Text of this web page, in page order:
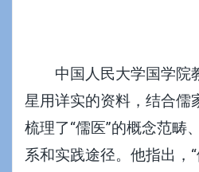
中国人民大学国学院
星用详实的资料，结合儒
梳理了“儒医”的概念范畴
系和实践途径。他指出，